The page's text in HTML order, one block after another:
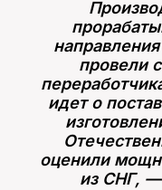
провели
идет о
оценили
из СНГ, —